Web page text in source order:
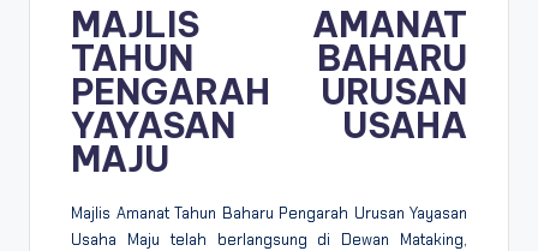
MAJLIS AMANAT
TAHUN BAHARU
PENGARAH URUSAN
YAYASAN USAHA
MAJU
Majlis Amanat Tahun Baharu Pengarah Urusan Yayasan
Usaha Maju telah berlangsung di Dewan Mataking,